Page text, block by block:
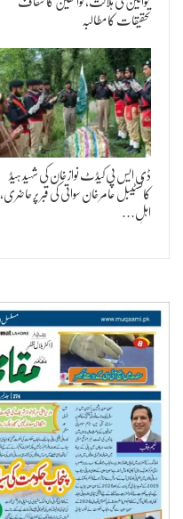
تحقیقات کا مطالبہ
ڈی ایس پی کیڈٹ نواز خان کی شہید ہیڈ
کانسٹیبل عامر خان سواتی کی قبر پر حاضری،
اہلِ…